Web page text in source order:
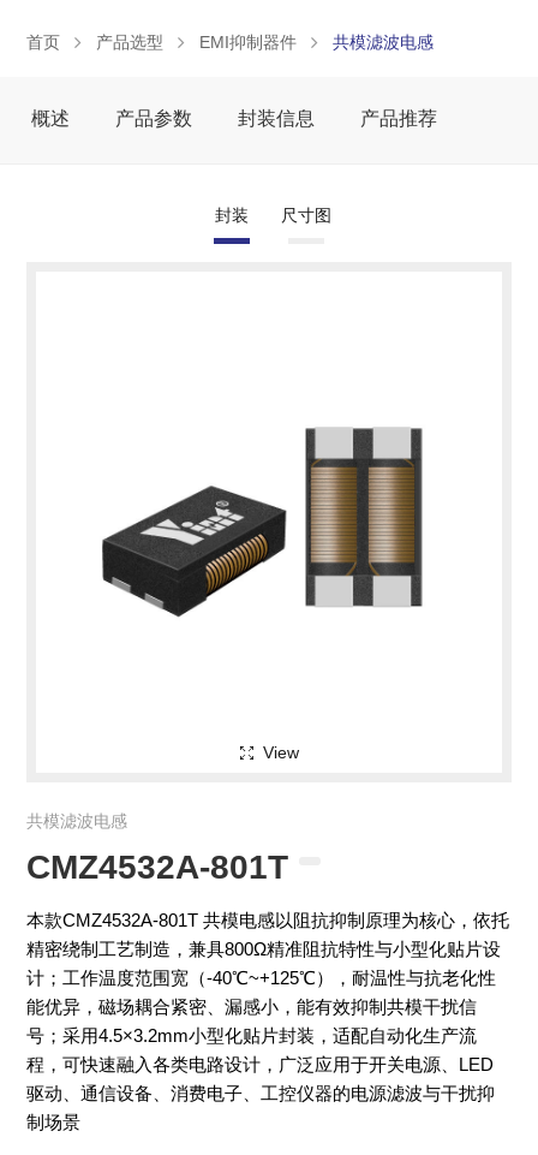
首页 产品选型 EMI抑制器件 共模滤波电感
概述 产品参数 封装信息 产品推荐
封装 尺寸图
View
共模滤波电感
CMZ4532A-801T
本款CMZ4532A-801T 共模电感以阻抗抑制原理为核心，依托
精密绕制工艺制造，兼具800Ω精准阻抗特性与小型化贴片设
计；工作温度范围宽（-40℃~+125℃），耐温性与抗老化性
能优异，磁场耦合紧密、漏感小，能有效抑制共模干扰信
号；采用4.5×3.2mm小型化贴片封装，适配自动化生产流
程，可快速融入各类电路设计，广泛应用于开关电源、LED
驱动、通信设备、消费电子、工控仪器的电源滤波与干扰抑
制场景